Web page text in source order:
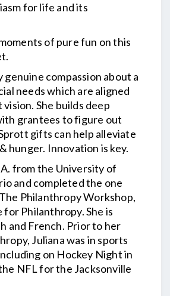
for life and its
of pure fun on this
genuine compassion about a
needs which are aligned
She builds deep
grantees to figure out
gifts can help alleviate
hunger. Innovation is key.
from the University of
and completed the one
Philanthropy Workshop,
Philanthropy. She is
and French. Prior to her
Juliana was in sports
on Hockey Night in
NFL for the Jacksonville